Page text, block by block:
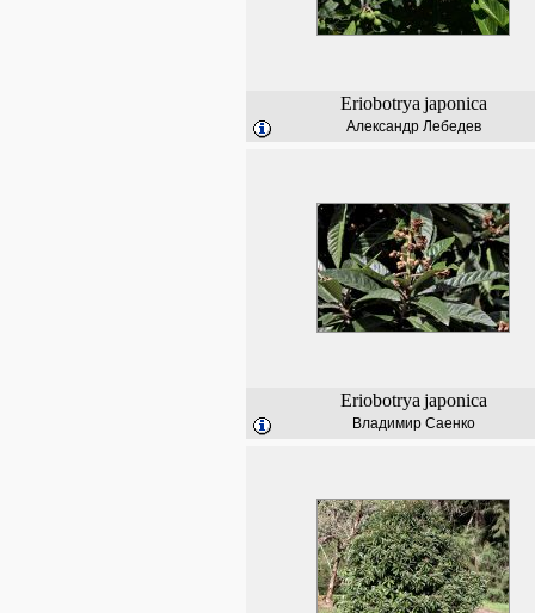
Eriobotrya japonica
Александр Лебедев
Eriobotrya japonica
Владимир Саенко